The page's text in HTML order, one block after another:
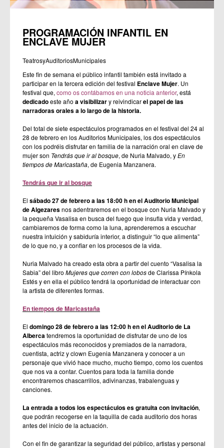
PROGRAMACIÓN INFANTIL EN
ENCLAVE MUJER
TeatrosyAuditoriosMunicipales
Este fin de semana el público infantil también está invitado a
participar en la tercera edición del festival Enclave Mujer. Un
festival que, como os contábamos en una noticia anterior, está
dedicadoeste año a visibilizary reivindicarel papel de las
narradoras orales a lo largo de la historia.
Del total de siete espectáculos programados en el festival del 24 al
28 de febrero en los Auditorios Municipales, los dos espectáculos
con los podréis disfrutar en familia de la narración oral en clave de
mujer son Tendrás que ir al bosque, de Nuria Malvado, yEn
tiempos de Maricastaña, de Eugenia Manzanera.
Tendrás que ir al bosque
El sábado 27 de febrero a las 18:00 h en el Auditorio Municipal
de Algezaresnos adentraremos en el bosque con Nuria Malvado y
la pequeña Vasalisa en busca del fuego que insufla vida y verdad,
cambiaremos de forma como la luna, aprenderemos a escuchar
nuestra intuición y sabiduría interior, a distinguir “lo que alimenta”
de lo que no, y a confiar en los procesos de la vida.
Nuria Malvado ha creado esta obra a partir del cuento “Vasalisa la
Sabia” del libro Mujeres que corren con lobosde Clarissa Pínkola
Estés y en ella el público tendrá la oportunidad de interactuar con
la artista de diferentes formas.
En tiempos de Maricastaña
El domingo 28 de febrero a las 12:00 h en el Auditorio de La
Albercatendremos la oportunidad de disfrutar de uno de los
espectáculos más reconocidos y premiados de la narradora,
cuentista, actriz y clown Eugenia Manzanera y conocer a un
personaje que vivió hace mucho, mucho tiempo, como los cuentos
que nos va a contar. Cuentos para toda la familia donde
encontraremos chascarrillos, adivinanzas, trabalenguas y
canciones.
La entrada a todos los espectáculos es gratuita con invitación,
que podrán recogerse en la taquilla de cada auditorio dos horas
antes del inicio de la actuación.
Con el fin de garantizar la seguridad del público, artistas y personal